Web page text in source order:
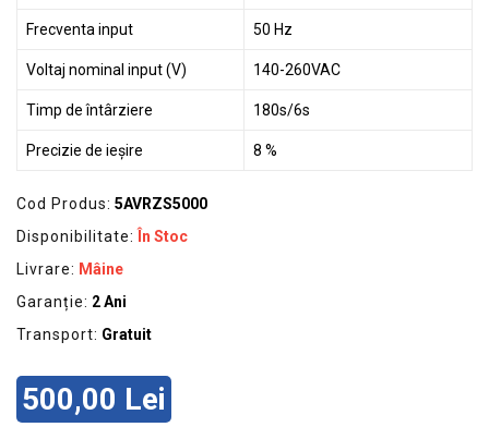
Frecventa input 50 Hz
Voltaj nominal input (V) 140-260VAC
Timp de întârziere 180s/6s
Precizie de ieșire 8 %
Cod Produs: 5AVRZS5000
Disponibilitate:
În Stoc
Livrare: Mâine
Garanție: 2 Ani
Transport: Gratuit
500,00 Lei